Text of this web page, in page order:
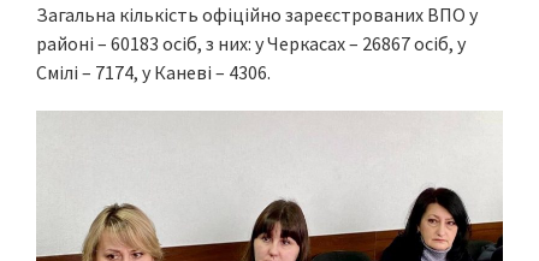
Загальна кількість офіційно зареєстрованих ВПО у
районі – 60183 осіб, з них: у Черкасах – 26867 осіб, у
Смілі – 7174, у Каневі – 4306.